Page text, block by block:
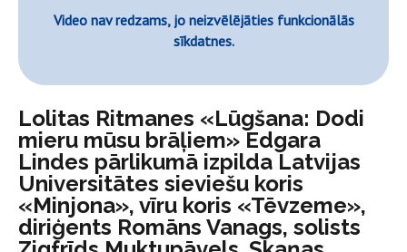
Video nav redzams, jo neizvēlējāties funkcionālās
sīkdatnes.
Lolitas Ritmanes «Lūgšana: Dodi
mieru mūsu brāļiem» Edgara
Lindes pārlikumā izpilda Latvijas
Universitātes sieviešu koris
«Minjona», vīru koris «Tēvzeme»,
diriģents Romāns Vanags, solists